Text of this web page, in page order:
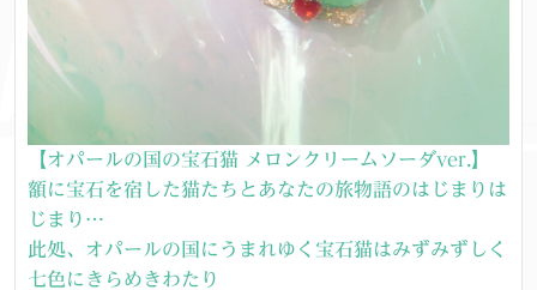
【オパールの国の宝石猫 メロンクリームソーダver.】
額に宝石を宿した猫たちとあなたの旅物語のはじまりは
じまり…
此処、オパールの国にうまれゆく宝石猫はみずみずしく
七色にきらめきわたり